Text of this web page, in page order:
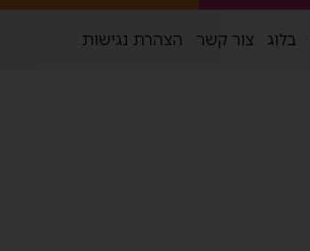
בלוג צור קשר הצהרת נגישות